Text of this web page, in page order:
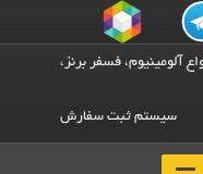
آلومینیوم، فسفر برنز،
سیستم ثبت سفارش